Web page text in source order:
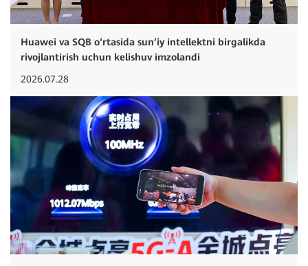
Huawei va SQB o‘rtasida sun’iy intellektni birgalikda
rivojlantirish uchun kelishuv imzolandi
2026.07.28